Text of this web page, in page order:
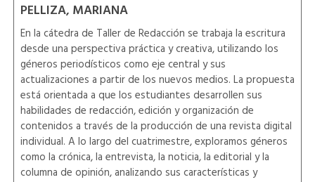
PELLIZA, MARIANA
En la cátedra de Taller de Redacción se trabaja la escritura
desde una perspectiva práctica y creativa, utilizando los
géneros periodísticos como eje central y sus
actualizaciones a partir de los nuevos medios. La propuesta
está orientada a que los estudiantes desarrollen sus
habilidades de redacción, edición y organización de
contenidos a través de la producción de una revista digital
individual. A lo largo del cuatrimestre, exploramos géneros
como la crónica, la entrevista, la noticia, la editorial y la
columna de opinión, analizando sus características y